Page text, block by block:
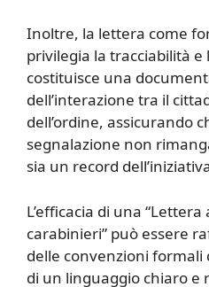
Inoltre, la lettera come
privilegia la tracciabilità e
costituisce una
dell’interazione tra il
dell’ordine, assicurando
segnalazione non
sia un record
L’efficacia di una
carabinieri” può essere
delle convenzioni formali
di un linguaggio chiaro e